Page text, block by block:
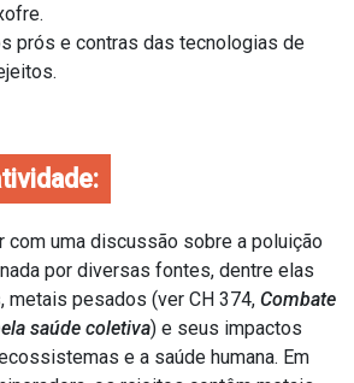
prós e contras das tecnologias de
com uma discussão sobre a poluição
por diversas fontes, dentre elas
metais pesados (ver CH 374, Combate
saúde coletiva) e seus impactos
e a saúde humana. Em